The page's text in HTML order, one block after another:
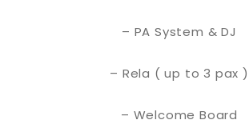
– PA System & DJ
– Rela ( up to 3 pax )
– Welcome Board